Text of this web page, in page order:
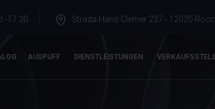
-17.30 Strada Hans Clemer 237 - 12020
AUSPUFF DIENSTLEISTUNGEN